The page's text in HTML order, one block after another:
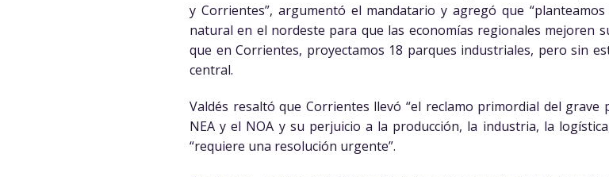
y Corrientes”, argumentó el mandatario y agregó que
natural en el nordeste para que las economías regionales mejoren
que en Corrientes, proyectamos 18 parques industriales, pero sin
central.
Valdés resaltó que Corrientes llevó “el reclamo primordial del grave
NEA y el NOA y su perjuicio a la producción, la industria, la
“requiere una resolución urgente”.